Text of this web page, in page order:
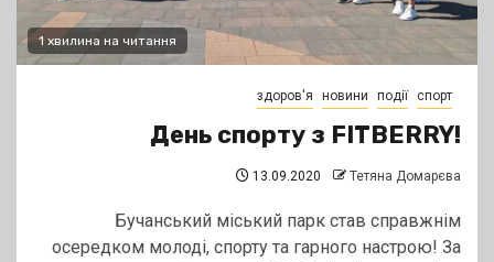
1 хвилина на читання
здоров'я новини події спорт
День спорту з FITBERRY!
13.09.2020 Тетяна Домарєва
Бучанський міський парк став справжнім
осередком молоді, спорту та гарного настрою! За